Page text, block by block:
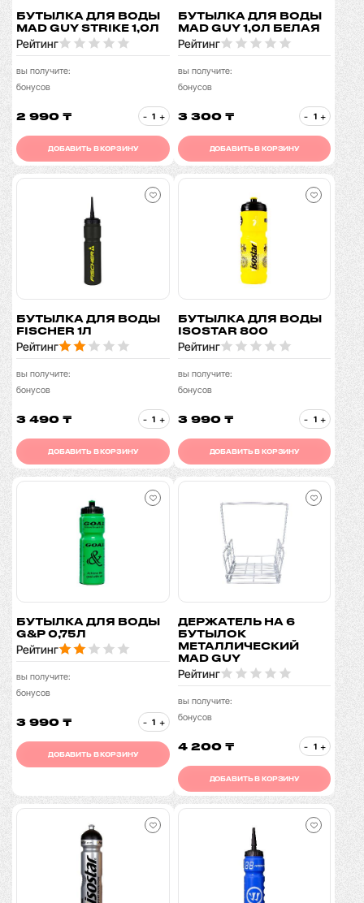
БУТЫЛКА ДЛЯ ВОДЫ
MAD GUY STRIKE 1,0Л
Рейтинг
вы получите:
бонусов
2 990 ₸ - +
ДОБАВИТЬ В КОРЗИНУ
БУТЫЛКА ДЛЯ ВОДЫ
MAD GUY 1,0Л БЕЛАЯ
Рейтинг
вы получите:
бонусов
3 300 ₸ - +
ДОБАВИТЬ В КОРЗИНУ
БУТЫЛКА ДЛЯ ВОДЫ
FISCHER 1Л
Рейтинг
вы получите:
бонусов
3 490 ₸ - +
ДОБАВИТЬ В КОРЗИНУ
БУТЫЛКА ДЛЯ ВОДЫ
ISOSTAR 800
Рейтинг
вы получите:
бонусов
3 990 ₸ - +
ДОБАВИТЬ В КОРЗИНУ
БУТЫЛКА ДЛЯ ВОДЫ
G&P 0,75Л
Рейтинг
вы получите:
бонусов
3 990 ₸ - +
ДОБАВИТЬ В КОРЗИНУ
ДЕРЖАТЕЛЬ НА 6
БУТЫЛОК
МЕТАЛЛИЧЕСКИЙ
MAD GUY
Рейтинг
вы получите:
бонусов
4 200 ₸ - +
ДОБАВИТЬ В КОРЗИНУ